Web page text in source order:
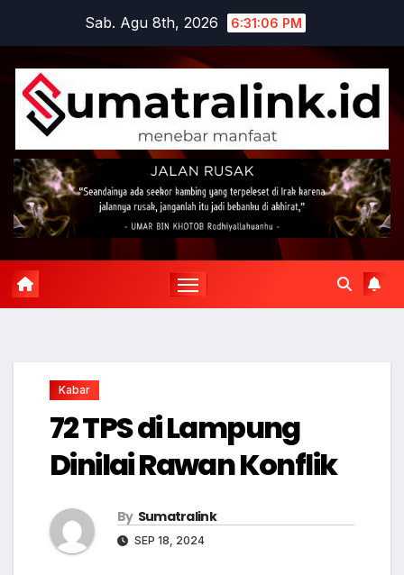
content
Sab. Agu 8th, 2026 6:31:07 PM
Kabar
72 TPS di Lampung
Dinilai Rawan Konflik
By Sumatralink
SEP 18, 2024